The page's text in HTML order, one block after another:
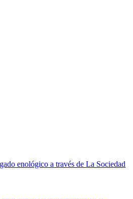
enológico a través de La Sociedad